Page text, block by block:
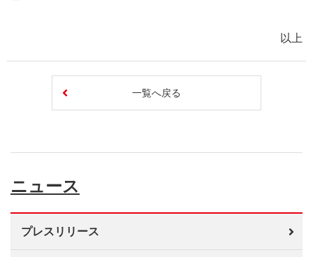
以上
一覧へ戻る
ニュース
プレスリリース